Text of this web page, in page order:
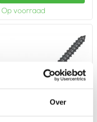
Over
Op voorraad